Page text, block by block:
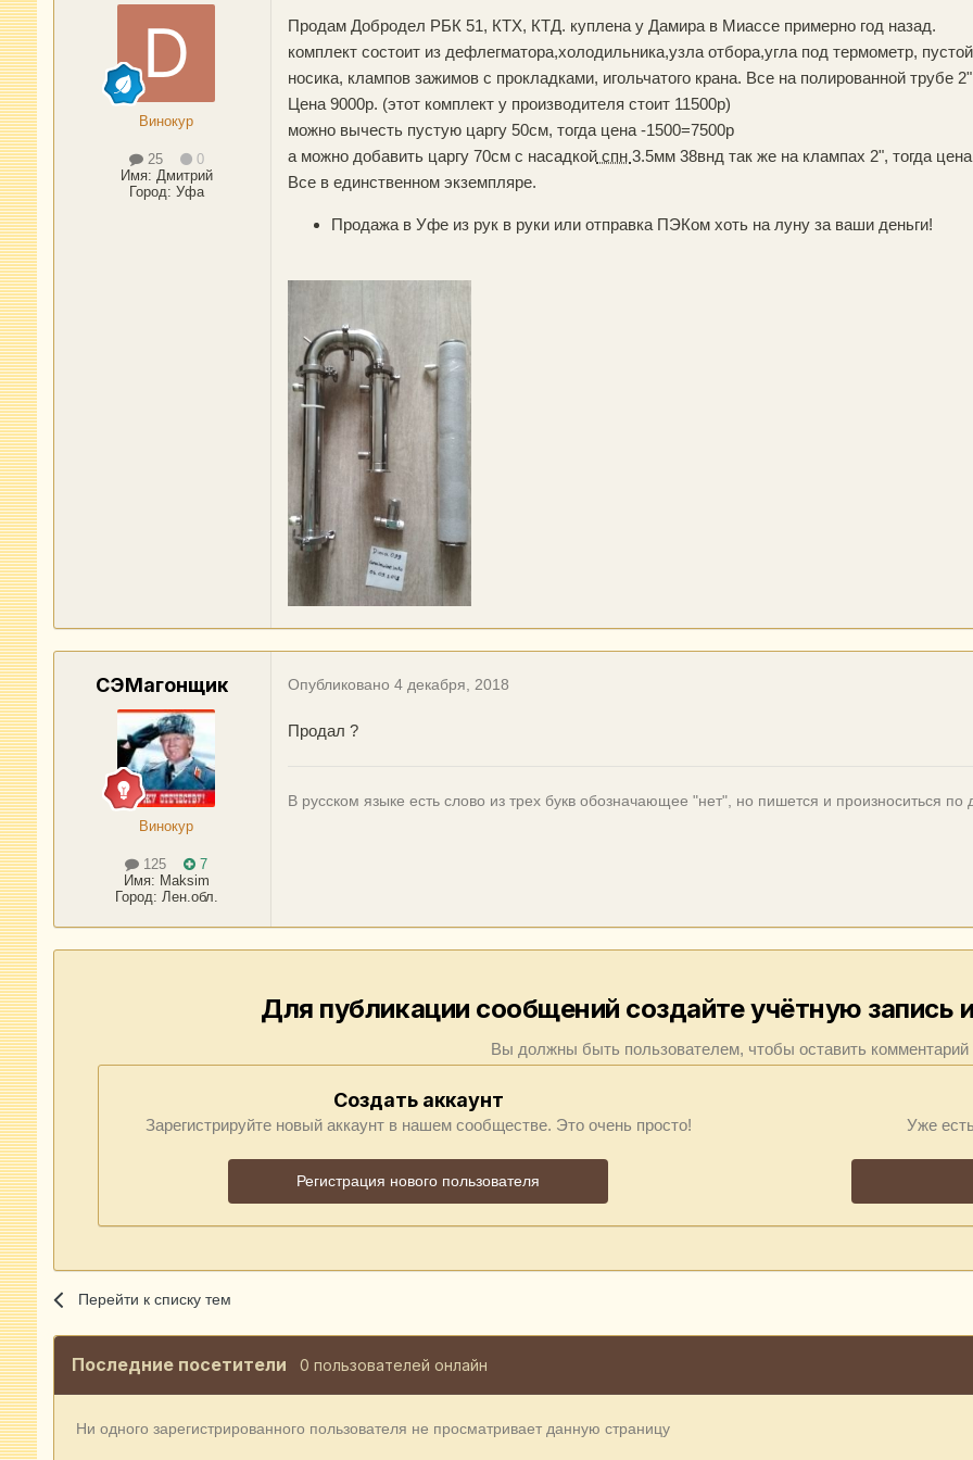
Винокур
25
0
Имя: Дмитрий
Город: Уфа
Продам Добродел РБК 51, КТХ, КТД. куплена у Дамира в Миассе примерно год назад.
комплект состоит из дефлегматора,холодильника,узла отбора,угла под термометр,
носика, клампов зажимов с прокладками, игольчатого крана. Все на полированной трубе
Цена 9000р. (этот комплект у производителя стоит 11500р)
можно вычесть пустую царгу 50см, тогда цена -1500=7500р
а можно добавить царгу 70см с насадкойспн 3.5мм 38внд так же на клампах 2", тогда
Все в единственном экземпляре.
Продажа в Уфе из рук в руки или отправка ПЭКом хоть на луну за ваши деньги!
СЭМагонщик
Винокур
125
7
Имя: Maksim
Город: Лен.обл.
Опубликовано 4 декабря, 2018
Продал ?
В русском языке есть слово из трех букв обозначающее "нет", но пишется и произноситься по
Для публикации сообщений создайте учётную запись
Вы должны быть пользователем, чтобы оставить комментарий
Создать аккаунт
Зарегистрируйте новый аккаунт в нашем сообществе. Это очень просто!
Регистрация нового пользователя
Уже
Перейти к списку тем
Последние посетители 0 пользователей онлайн
Ни одного зарегистрированного пользователя не просматривает данную страницу